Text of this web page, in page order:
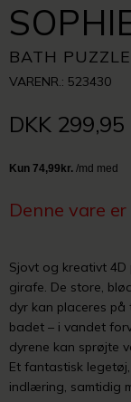
BATH PUZZLE
VARENR.: 523430
DKK 299,95
Denne vare
Sjovt og kreativt 4D
girafe. De store,
dyr kan placeres
badet – i vandet
dyrene kan sprøjte
Et fantastisk
indlæring, samtidig